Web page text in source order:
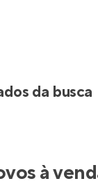
da busca
à